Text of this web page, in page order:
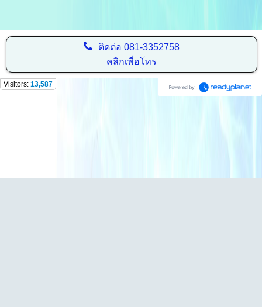
ติดต่อ 081-3352758
คลิกเพื่อโทร
Visitors: 13,587